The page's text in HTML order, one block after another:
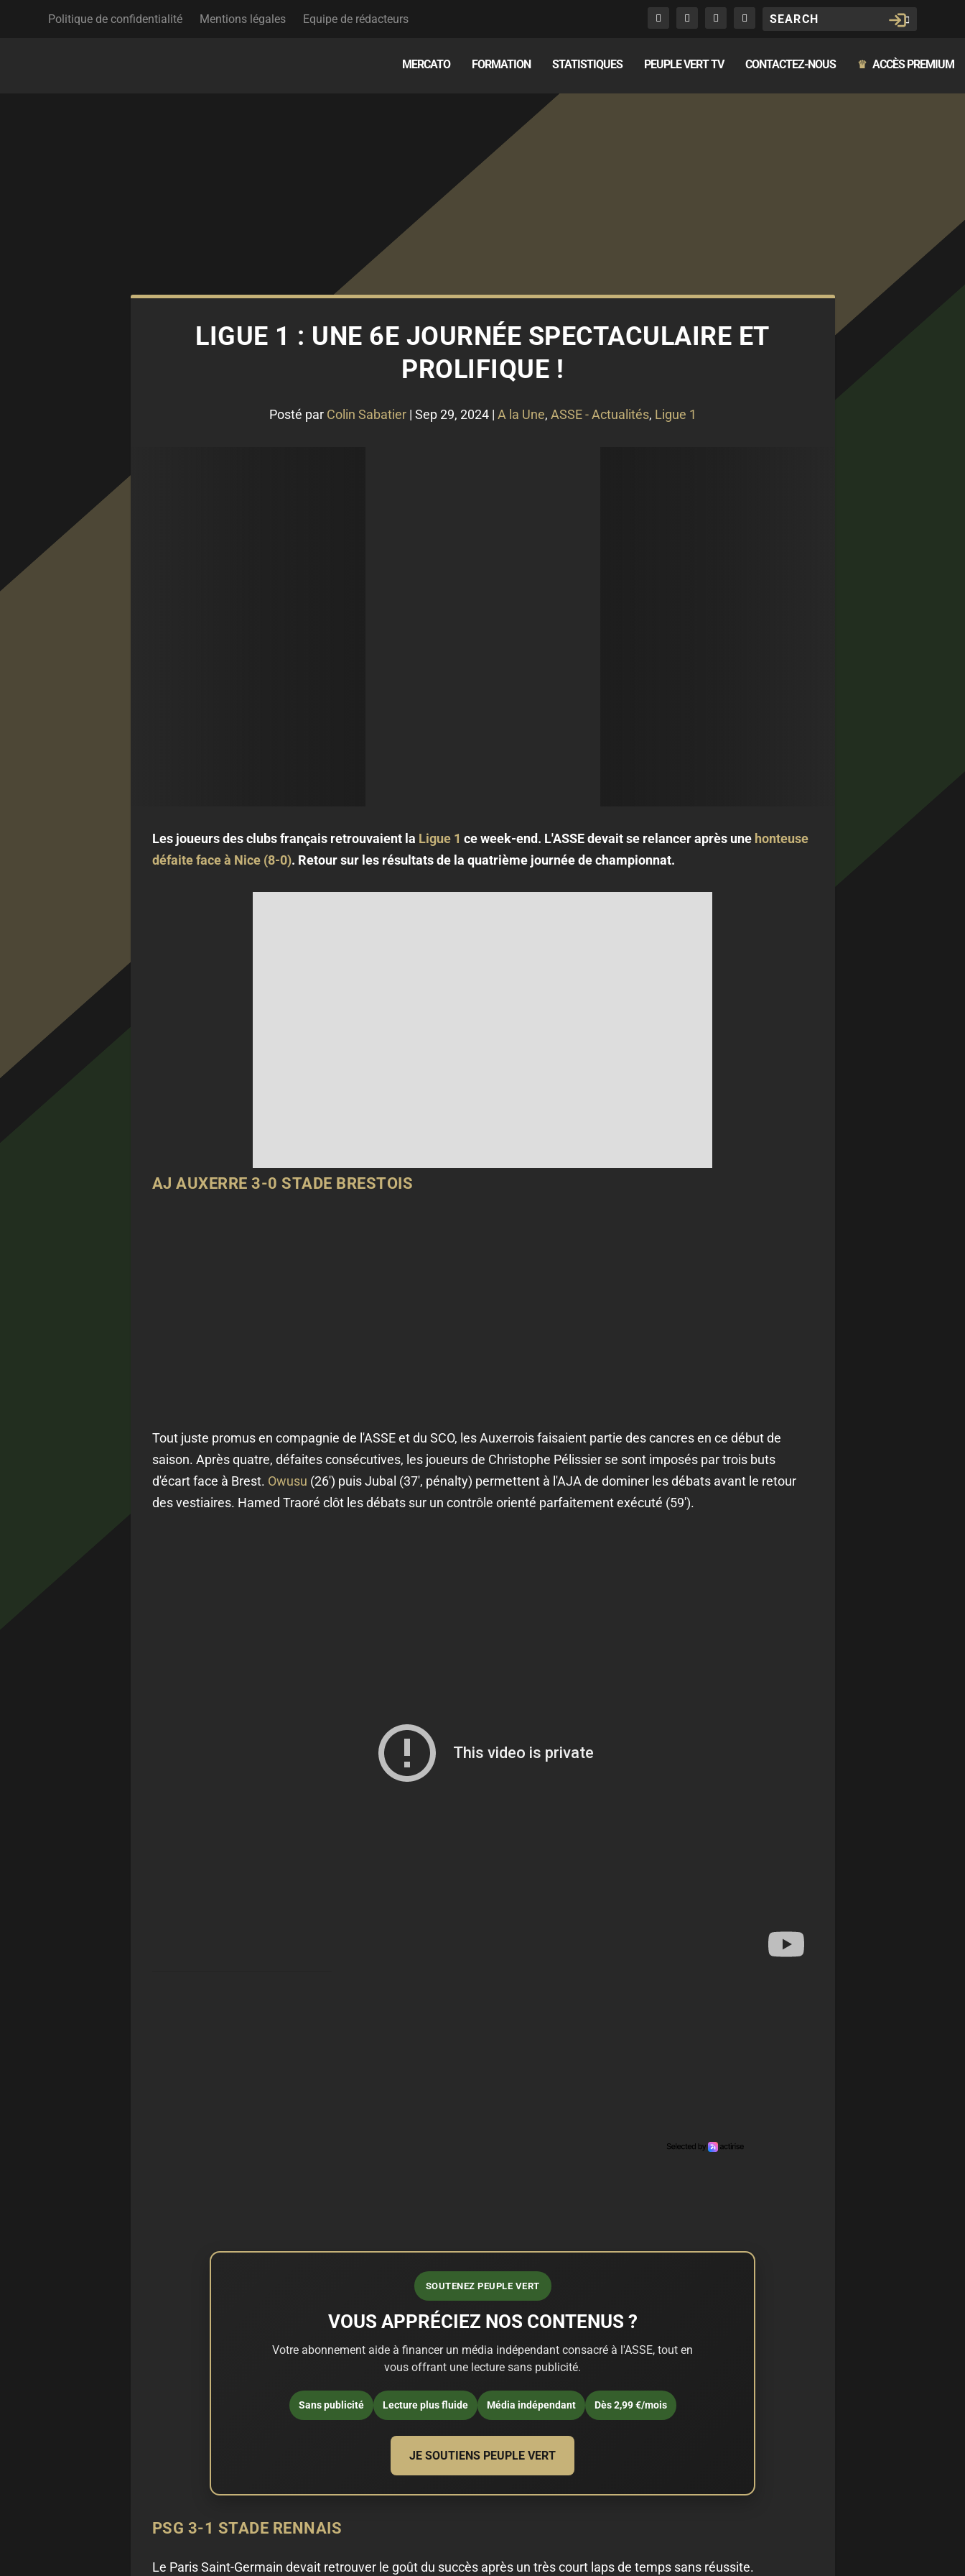
Politique de confidentialité Mentions légales Equipe de rédacteurs
MERCATO FORMATION STATISTIQUES PEUPLE VERT TV CONTACTEZ-NOUS ♛ ACCÈS PREMIUM
LIGUE 1 : UNE 6E JOURNÉE SPECTACULAIRE ET
PROLIFIQUE !
Posté par Colin Sabatier| Sep 29, 2024| A la Une, ASSE - Actualités, Ligue 1
Les joueurs des clubs français retrouvaient la Ligue 1 ce week-end. L'ASSE devait se relancer après une honteuse
défaite face à Nice (8-0). Retour sur les résultats de la quatrième journée de championnat.
AJ AUXERRE 3-0 STADE BRESTOIS
Tout juste promus en compagnie de l'ASSE et du SCO, les Auxerrois faisaient partie des cancres en ce début de
saison. Après quatre, défaites consécutives, les joueurs de Christophe Pélissier se sont imposés par trois buts
d'écart face à Brest. Owusu (26') puis Jubal (37', pénalty) permettent à l'AJA de dominer les débats avant le retour
des vestiaires. Hamed Traoré clôt les débats sur un contrôle orienté parfaitement exécuté (59').
SOUTENEZ PEUPLE VERT
VOUS APPRÉCIEZ NOS CONTENUS ?
Votre abonnement aide à financer un média indépendant consacré à l'ASSE, tout en
vous offrant une lecture sans publicité.
Sans publicité Lecture plus fluide Média indépendant Dès 2,99 €/mois
JE SOUTIENS PEUPLE VERT
PSG 3-1 STADE RENNAIS
Le Paris Saint-Germain devait retrouver le goût du succès après un très court laps de temps sans réussite.